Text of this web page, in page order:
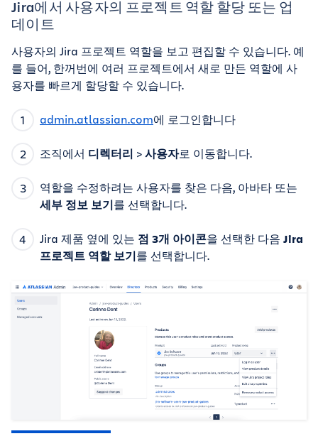
Jira에서 사용자의 프로젝트 역할 할당 또는 업
데이트
사용자의 Jira 프로젝트 역할을 보고 편집할 수 있습니다. 예
를 들어, 한꺼번에 여러 프로젝트에서 새로 만든 역할에 사
용자를 빠르게 할당할 수 있습니다.
admin.atlassian.com에 로그인합니다
조직에서 디렉터리 >사용자로 이동합니다.
역할을 수정하려는 사용자를 찾은 다음, 아바타 또는
세부 정보 보기를 선택합니다.
Jira 제품 옆에 있는 점 3개 아이콘을 선택한 다음 Jira
프로젝트 역할 보기를 선택합니다.